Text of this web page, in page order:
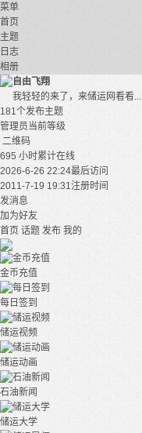
菜单
首页
主题
日志
相册
自由飞翔
我轻轻的来了，来储运网看看...
181个发布主题
管理员当前等级
二维码
695 小时累计在线
2026-6-26 22:24最后访问
2011-7-19 19:31注册时间
发消息
加为好友
首页 话题 发布 我的
金币充值
每日签到
储运视频
储运动画
石油新闻
储运大学